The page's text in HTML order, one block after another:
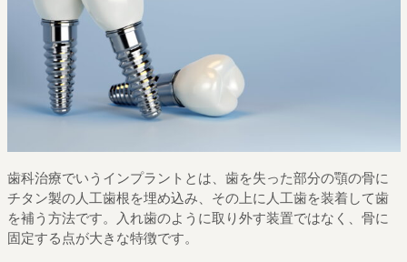
歯科治療でいうインプラントとは、歯を失った部分の顎の骨に
チタン製の人工歯根を埋め込み、その上に人工歯を装着して歯
を補う方法です。入れ歯のように取り外す装置ではなく、骨に
固定する点が大きな特徴です。